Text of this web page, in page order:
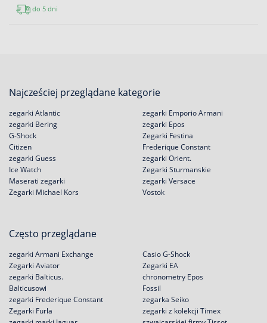
do 5 dni
Najcześciej przeglądane kategorie
zegarki Atlantic
zegarki Bering
G-Shock
Citizen
zegarki Emporio Armani
zegarki Epos
Zegarki Festina
Frederique Constant
zegarki Guess
Ice Watch
Maserati zegarki
Zegarki Michael Kors
zegarki Orient.
Zegarki Sturmanskie
zegarki Versace
Vostok
Często przeglądane
zegarki Armani Exchange
Zegarki Aviator
zegarki Balticus.
Balticusowi
Casio G-Shock
Zegarki EA
chronometry Epos
Fossil
zegarki Frederique Constant
Zegarki Furla
zegarka Seiko
zegarki z kolekcji Timex